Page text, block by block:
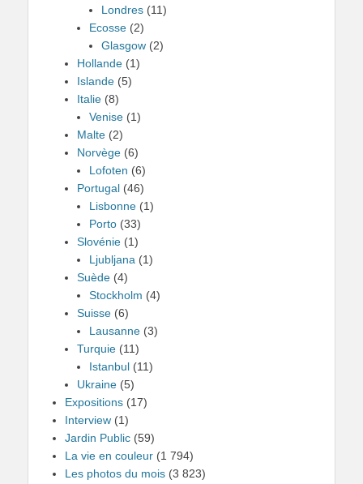
Londres (11)
Ecosse (2)
Glasgow (2)
Hollande (1)
Islande (5)
Italie (8)
Venise (1)
Malte (2)
Norvège (6)
Lofoten (6)
Portugal (46)
Lisbonne (1)
Porto (33)
Slovénie (1)
Ljubljana (1)
Suède (4)
Stockholm (4)
Suisse (6)
Lausanne (3)
Turquie (11)
Istanbul (11)
Ukraine (5)
Expositions (17)
Interview (1)
Jardin Public (59)
La vie en couleur (1 794)
Les photos du mois (3 823)